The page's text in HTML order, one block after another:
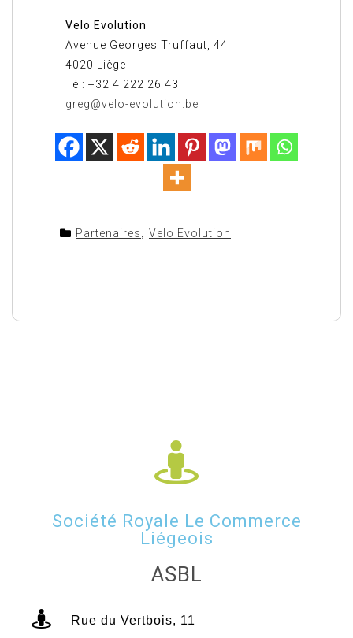
Velo Evolution
Avenue Georges Truffaut, 44
4020 Liège
Tél: +32 4 222 26 43
greg@velo-evolution.be
Partenaires Velo Evolution
Société Royale Le Commerce
Liégeois
ASBL
Rue du Vertbois, 11